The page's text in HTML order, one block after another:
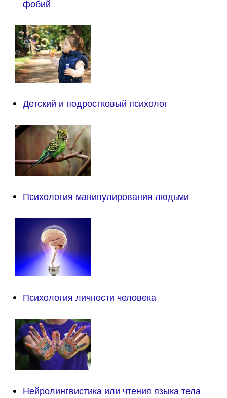
фобий
Детский и подростковый психолог
Психология манипулирования людьми
Психология личности человека
Нейролингвистика или чтения языка тела